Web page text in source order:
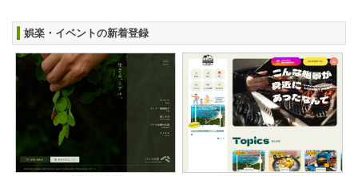
娯楽・イベントの新着登録